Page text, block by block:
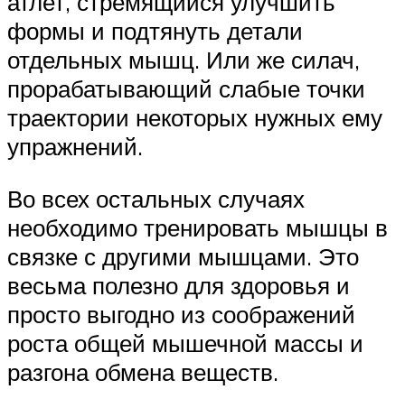
формы и подтянуть детали
отдельных мышц. Или же силач,
прорабатывающий слабые точки
траектории некоторых нужных ему
упражнений.
Во всех остальных случаях
необходимо тренировать мышцы в
связке с другими мышцами. Это
весьма полезно для здоровья и
просто выгодно из соображений
роста общей мышечной массы и
разгона обмена веществ.